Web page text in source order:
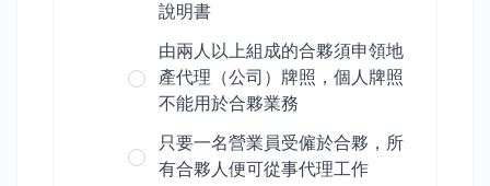
說明書
由兩人以上組成的合夥須申領地
產代理（公司）牌照，個人牌照
不能用於合夥業務
只要一名營業員受僱於合夥，所
有合夥人便可從事代理工作